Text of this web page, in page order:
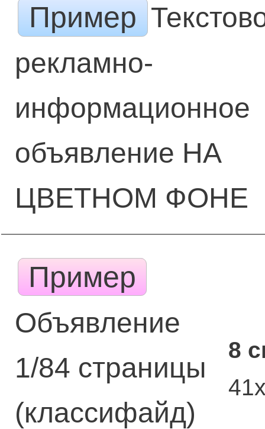
Пример
рекламно-
информационное
объявление НА
ЦВЕТНОМ ФОНЕ
Пример
Объявление
1/84 страницы
(классифайд)
8